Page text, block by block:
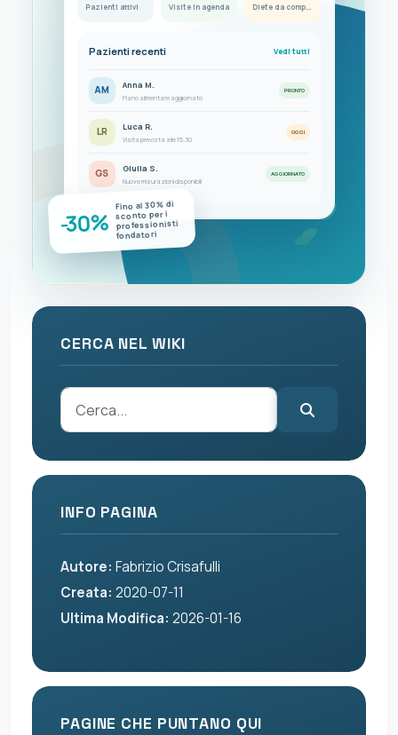
Pazienti attivi Visite in agenda
Pazienti recenti Vedi tutti
AM Anna M.
Piano alimentare aggiornato
PRONTO
LR Luca R.
Visita prevista alle 15:30
OGGI
GS Giulia S.
Nuove misurazioni disponibili
AGGIORNATO
-30%
Fino al 30% di
sconto per i
professionisti
fondatori
CERCA NEL WIKI
INFO PAGINA
Autore: Fabrizio Crisafulli
Creata: 2020-07-11
Ultima Modifica: 2026-01-16
PAGINE CHE PUNTANO QUI